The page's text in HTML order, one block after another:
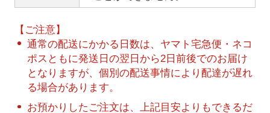
【ご注意】
通常の配送にかかる日数は、ヤマト宅急便・ネコ
ポスともに発送日の翌日から2日前後でのお届け
となりますが、個別の配送事情により配達が遅れ
る場合があります。
お預かりしたご注文は、上記目安よりもできるだ